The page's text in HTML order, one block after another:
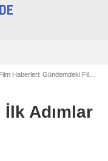
Haberleri: Gündemdeki Filmler
Adımlar